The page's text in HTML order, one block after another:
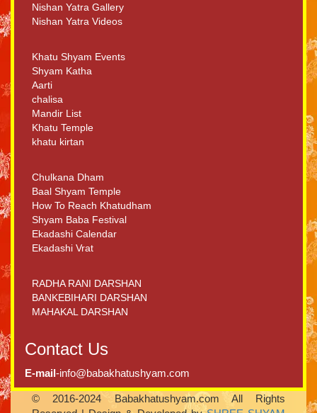
Nishan Yatra Gallery
Nishan Yatra Videos
Khatu Shyam Events
Shyam Katha
Aarti
chalisa
Mandir List
Khatu Temple
khatu kirtan
Chulkana Dham
Baal Shyam Temple
How To Reach Khatudham
Shyam Baba Festival
Ekadashi Calendar
Ekadashi Vrat
RADHA RANI DARSHAN
BANKEBIHARI DARSHAN
MAHAKAL DARSHAN
Contact Us
E-mail-info@babakhatushyam.com
© 2016-2024 Babakhatushyam.com All Rights